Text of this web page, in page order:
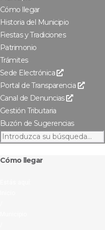
Cómo llegar
Historia del Municipio
Fiestas y Tradiciones
Patrimonio
Trámites
Sede Electrónica
Portal de Transparencia
Canal de Denuncias
Gestión Tributaria
Buzón de Sugerencias
Cómo llegar